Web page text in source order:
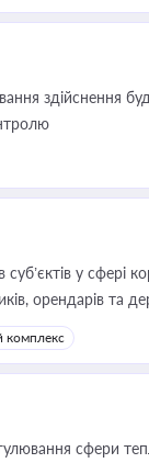
здійснення
суб’єктів у
орендарів та
комплекс
сфери